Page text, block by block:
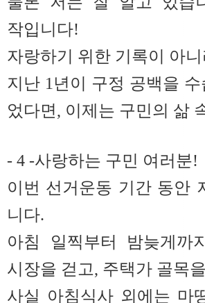
작입니다!
자랑하기 위한 기록이 아
지난 1년이 구정 공백을
었다면, 이제는 구민의 삶
- 4 -사랑하는 구민 여러분!
이번 선거운동 기간 동안
니다.
아침 일찍부터 밤늦게까
시장을 걷고, 주택가 골목
사실 아침식사 외에는 마